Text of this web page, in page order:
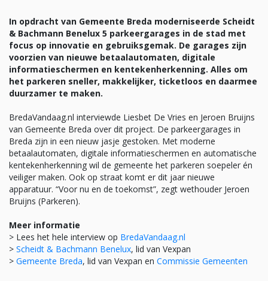
In opdracht van Gemeente Breda moderniseerde Scheidt
& Bachmann Benelux 5 parkeergarages in de stad met
focus op innovatie en gebruiksgemak. De garages zijn
voorzien van nieuwe betaalautomaten, digitale
informatieschermen en kentekenherkenning. Alles om
het parkeren sneller, makkelijker, ticketloos en daarmee
duurzamer te maken.
BredaVandaag.nl interviewde Liesbet De Vries en Jeroen Bruijns
van Gemeente Breda over dit project. De parkeergarages in
Breda zijn in een nieuw jasje gestoken. Met moderne
betaalautomaten, digitale informatieschermen en automatische
kentekenherkenning wil de gemeente het parkeren soepeler én
veiliger maken. Ook op straat komt er dit jaar nieuwe
apparatuur. “Voor nu en de toekomst”, zegt wethouder Jeroen
Bruijns (Parkeren).
Meer informatie
> Lees het hele interview op BredaVandaag.nl
> Scheidt & Bachmann Benelux, lid van Vexpan
> Gemeente Breda, lid van Vexpan en Commissie Gemeenten